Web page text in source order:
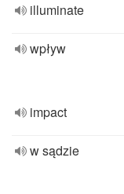
illuminate
wpływ
impact
w sądzie